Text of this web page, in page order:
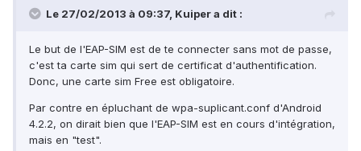
Le 27/02/2013 à 09:37, Kuiper a dit :
Le but de l'EAP-SIM est de te connecter sans mot de passe,
c'est ta carte sim qui sert de certificat d'authentification.
Donc, une carte sim Free est obligatoire.
Par contre en épluchant de wpa-suplicant.conf d'Android
4.2.2, on dirait bien que l'EAP-SIM est en cours d'intégration,
mais en "test".